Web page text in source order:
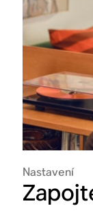
Nastavení